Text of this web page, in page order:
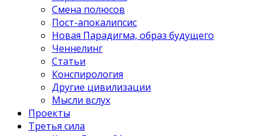
Смена полюсов
Пост-апокалипсис
Новая Парадигма, образ будущего
Ченнелинг
Статьи
Конспирология
Другие цивилизации
Мысли вслух
Проекты
Третья сила